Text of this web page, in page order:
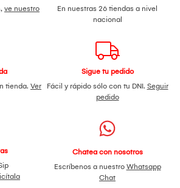
ve nuestro
En nuestras 26 tiendas a nivel
nacional
tienda. Ver
Sigue tu pedido
Fácil y rápido sólo con tu DNI. Seguir
pedido
Chatea con nosotros
Escríbenos a nuestro Whatsapp
Chat